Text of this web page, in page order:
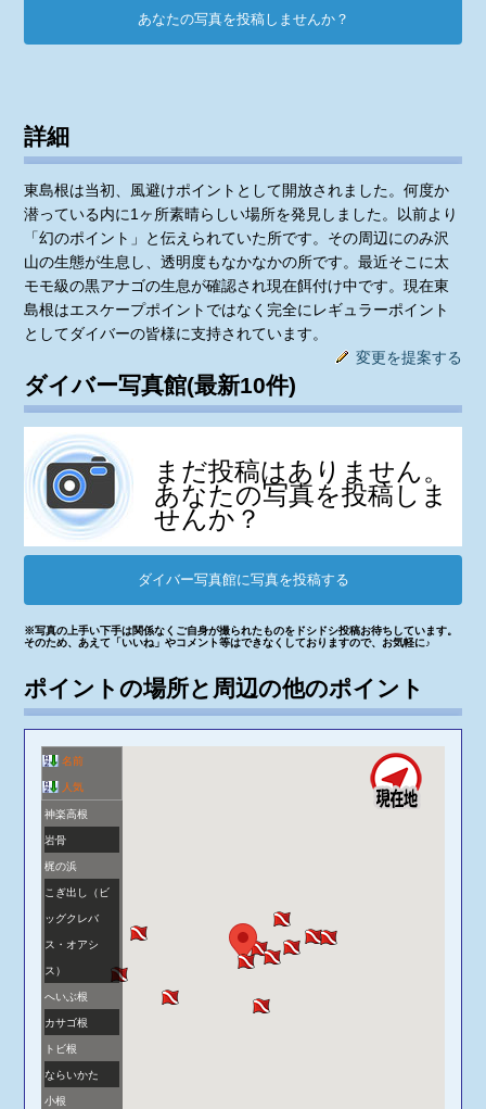
あなたの写真を投稿しませんか？
詳細
東島根は当初、風避けポイントとして開放されました。何度か
潜っている内に1ヶ所素晴らしい場所を発見しました。以前より
「幻のポイント」と伝えられていた所です。その周辺にのみ沢
山の生態が生息し、透明度もなかなかの所です。最近そこに太
モモ級の黒アナゴの生息が確認され現在餌付け中です。現在東
島根はエスケープポイントではなく完全にレギュラーポイント
としてダイバーの皆様に支持されています。
変更を提案する
ダイバー写真館(最新10件)
まだ投稿はありません。
あなたの写真を投稿しま
せんか？
ダイバー写真館に写真を投稿する
※写真の上手い下手は関係なくご自身が撮られたものをドシドシ投稿お待ちしています。
そのため、あえて「いいね」やコメント等はできなくしておりますので、お気軽に♪
ポイントの場所と周辺の他のポイント
名前
人気
神楽高根
岩骨
梶の浜
こぎ出し（ビ
ッグクレバ
ス・オアシ
ス）
へいぶ根
カサゴ根
トビ根
ならいかた
小根